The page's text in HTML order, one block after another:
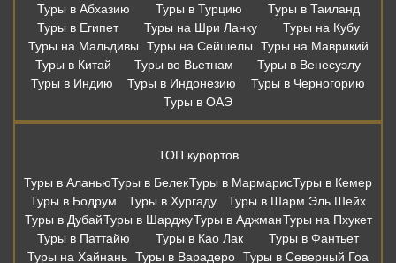
Туры в Абхазию
Туры в Турцию
Туры в Таиланд
Туры в Египет
Туры на Шри Ланку
Туры на Кубу
Туры на Мальдивы
Туры на Сейшелы
Туры на Маврикий
Туры в Китай
Туры во Вьетнам
Туры в Венесуэлу
Туры в Индию
Туры в Индонезию
Туры в Черногорию
Туры в ОАЭ
ТОП курортов
Туры в АланьюТуры в БелекТуры в МармарисТуры в Кемер
Туры в Бодрум
Туры в Хургаду
Туры в Шарм Эль Шейх
Туры в ДубайТуры в ШарджуТуры в АджманТуры на Пхукет
Туры в Паттайю
Туры в Као Лак
Туры в Фантьет
Туры на Хайнань Туры в Варадеро Туры в Северный Гоа